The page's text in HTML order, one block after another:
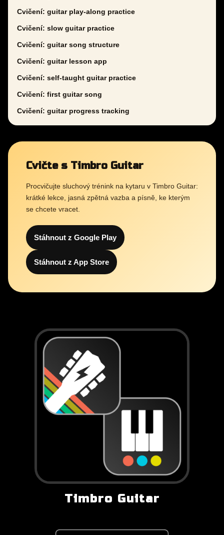
Cvičení: guitar play-along practice
Cvičení: slow guitar practice
Cvičení: guitar song structure
Cvičení: guitar lesson app
Cvičení: self-taught guitar practice
Cvičení: first guitar song
Cvičení: guitar progress tracking
Cvičte s Timbro Guitar
Procvičujte sluchový trénink na kytaru v Timbro Guitar:
krátké lekce, jasná zpětná vazba a písně, ke kterým
se chcete vracet.
Stáhnout z Google Play
Stáhnout z App Store
Timbro Guitar